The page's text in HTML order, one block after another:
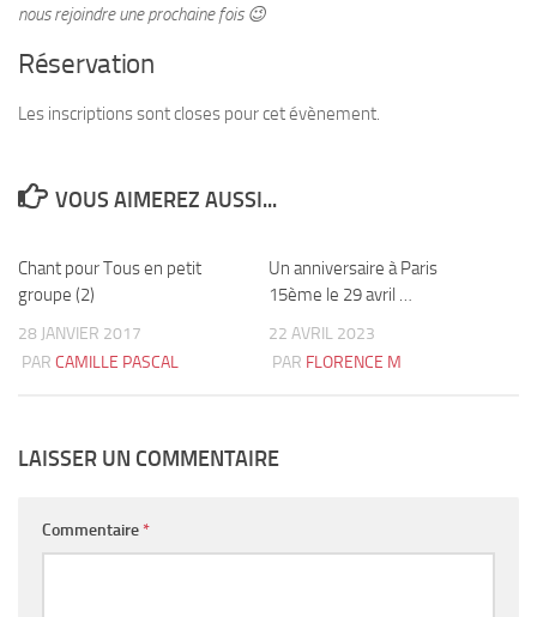
nous rejoindre une prochaine fois 😉
Réservation
Les inscriptions sont closes pour cet évènement.
VOUS AIMEREZ AUSSI...
Chant pour Tous en petit
groupe (2)
28 JANVIER 2017
PAR CAMILLE PASCAL
Un anniversaire à Paris
15ème le 29 avril …
22 AVRIL 2023
PAR FLORENCE M
LAISSER UN COMMENTAIRE
Commentaire *